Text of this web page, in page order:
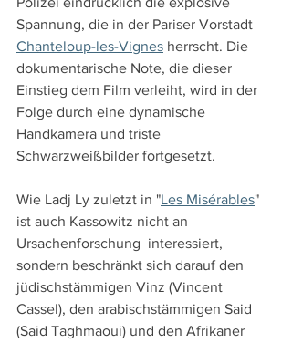
Spannung, die in der Pariser Vorstadt
Chanteloup-les-Vignes herrscht. Die
dokumentarische Note, die dieser
Einstieg dem Film verleiht, wird in der
Folge durch eine dynamische
Handkamera und triste
Schwarzweißbilder fortgesetzt.
Wie Ladj Ly zuletzt in "Les Misérables"
ist auch Kassowitz nicht an
Ursachenforschung  interessiert,
sondern beschränkt sich darauf den
jüdischstämmigen Vinz (Vincent
Cassel), den arabischstämmigen Said
(Said Taghmaoui) und den Afrikaner